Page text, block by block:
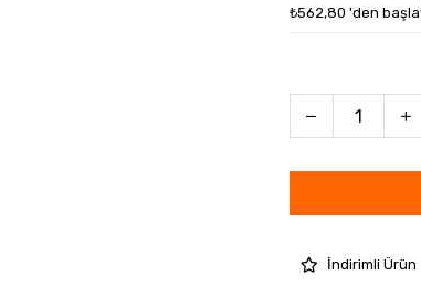
₺562,80 'den
İndirimli Ürün